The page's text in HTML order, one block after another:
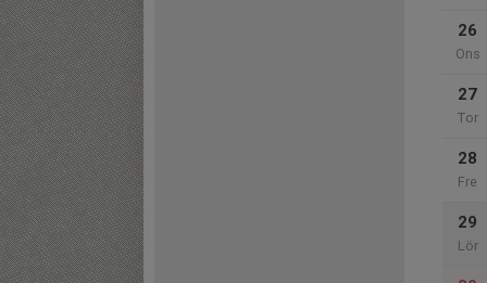
26
Ons
27
Tor
28
Fre
29
Lör